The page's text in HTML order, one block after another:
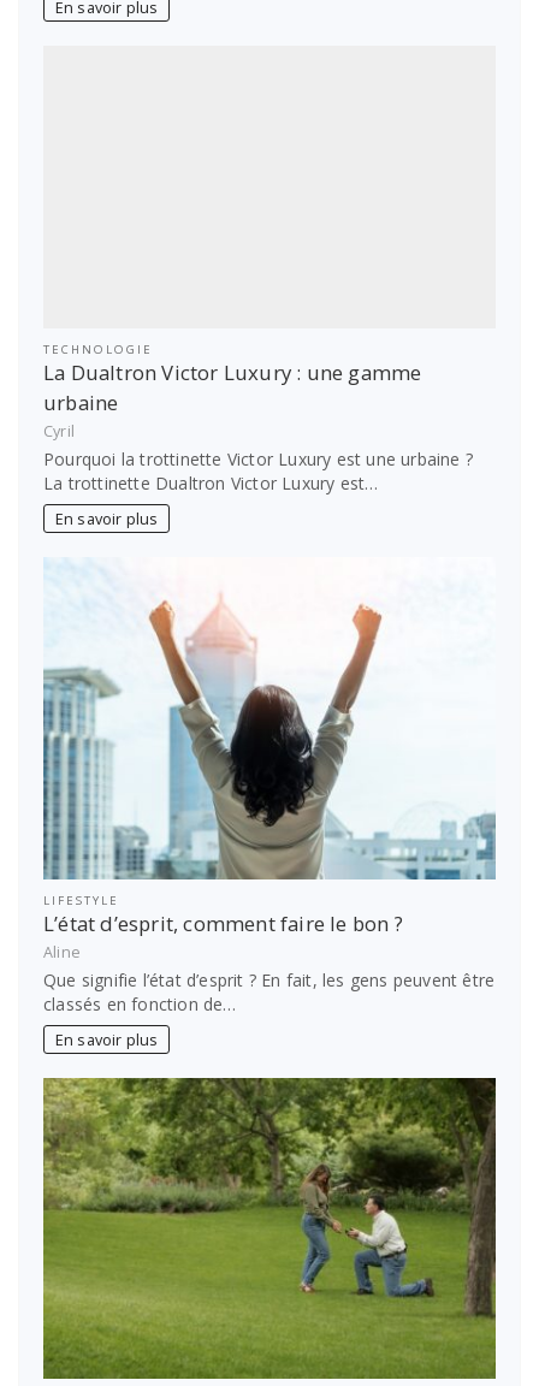
En savoir plus
TECHNOLOGIE
La Dualtron Victor Luxury : une gamme
urbaine
Cyril
Pourquoi la trottinette Victor Luxury est une urbaine ?
La trottinette Dualtron Victor Luxury est…
En savoir plus
LIFESTYLE
L’état d’esprit, comment faire le bon ?
Aline
Que signifie l’état d’esprit ? En fait, les gens peuvent être
classés en fonction de…
En savoir plus